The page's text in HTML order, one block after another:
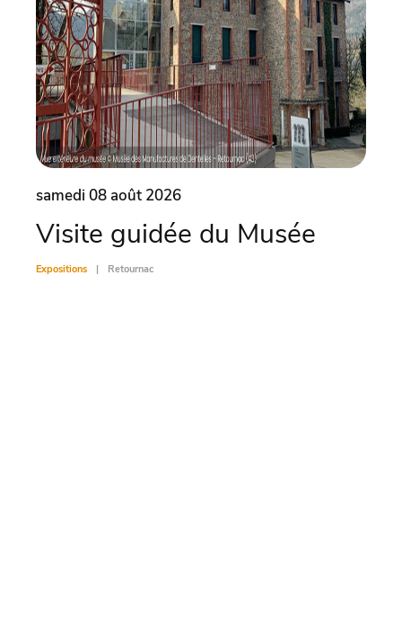
samedi 08 août 2026
Visite guidée du Musée
Expositions Retournac